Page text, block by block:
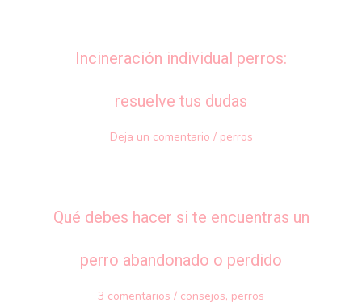
Incineración individual perros:
resuelve tus dudas
Deja un comentario / perros
Qué debes hacer si te encuentras un
perro abandonado o perdido
3 comentarios / consejos, perros